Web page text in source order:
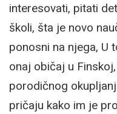
interesovati, pitati
školi, šta je novo
ponosni na njega, U
onaj običaj u
porodičnog
pričaju kako im je